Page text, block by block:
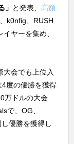
」 と発表、 高額
k0nfig、RUSH
ヤーを集め、
大会でも上位入
度の優勝を獲得
万ドルの大会
で、OG、
優勝を獲得し